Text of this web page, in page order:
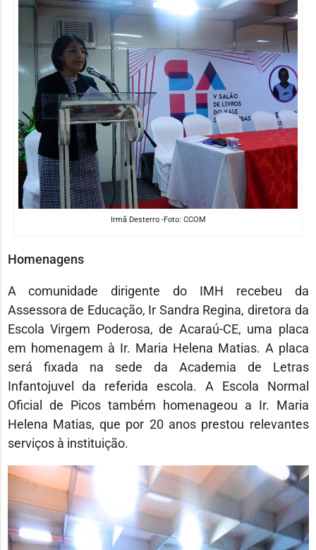
Irmã Desterro -Foto: CCOM
Homenagens
A comunidade dirigente do IMH recebeu da
Assessora de Educação, Ir Sandra Regina, diretora da
Escola Virgem Poderosa, de Acaraú-CE, uma placa
em homenagem à Ir. Maria Helena Matias. A placa
será fixada na sede da Academia de Letras
Infantojuvel da referida escola. A Escola Normal
Oficial de Picos também homenageou a Ir. Maria
Helena Matias, que por 20 anos prestou relevantes
serviços à instituição.